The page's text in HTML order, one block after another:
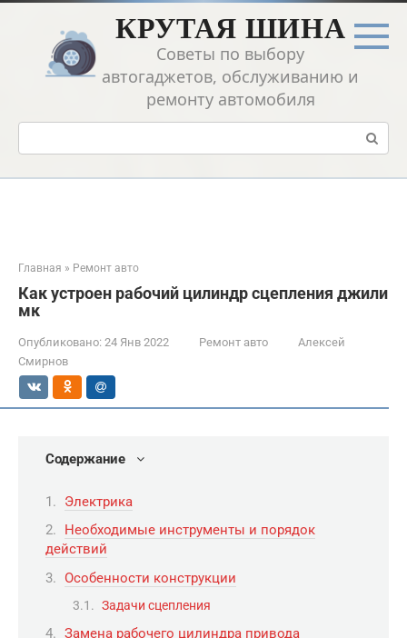
Перейти
контенту
КРУТАЯ ШИНА
Советы по выбору
автогаджетов, обслуживанию и
ремонту автомобиля
Поиск:
Главная » Ремонт авто
Как устроен рабочий цилиндр сцепления джили
мк
Опубликовано: 24 Янв 2022 Ремонт авто
Алексей
Смирнов
Содержание
Электрика
Необходимые инструменты и порядок
действий
Особенности конструкции
Задачи сцепления
Замена рабочего цилиндра привода